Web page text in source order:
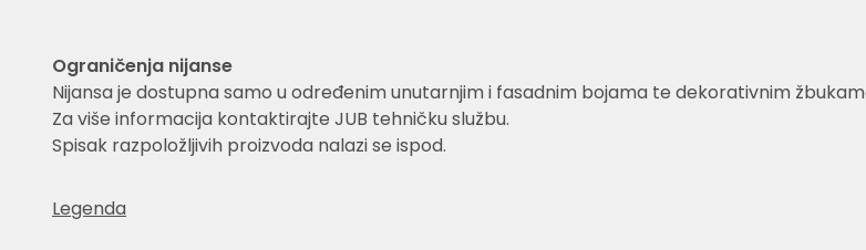
Ograničenja nijanse
Nijansa je dostupna samo u određenim unutarnjim i fasadnim bojama te dekorativnim
Za više informacija kontaktirajte JUB tehničku službu.
Spisak razpoložljivih proizvoda nalazi se ispod.
Legenda